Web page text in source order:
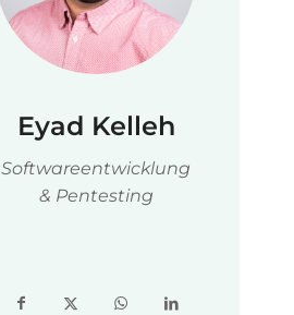
Eyad Kelleh
Softwareentwicklung
& Pentesting